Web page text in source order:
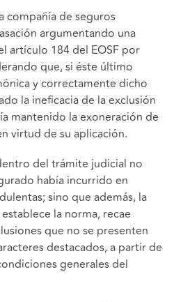
compañía de seguros
argumentando una
artículo 184 del EOSF por
que, si éste último
y correctamente dicho
la ineficacia de la exclusión
mantenido la exoneración de
virtud de su aplicación.
del trámite judicial no
había incurrido en
sino que además, la
la norma, recae
que no se presenten
destacados, a partir de
generales del